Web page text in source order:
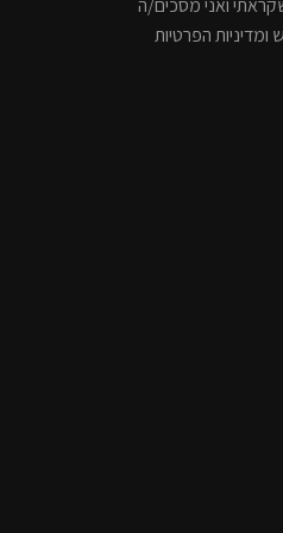
ואני מסכים/ה
ומדיניות הפרטיות